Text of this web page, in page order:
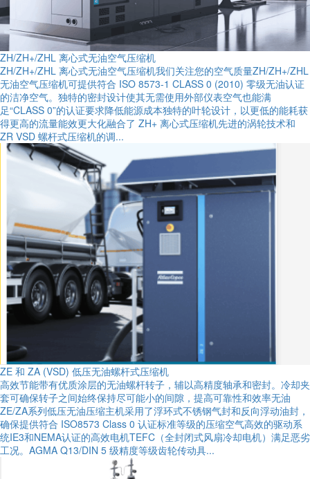
ZH/ZH+/ZHL 离心式无油空气压缩机
ZH/ZH+/ZHL 离心式无油空气压缩机我们关注您的空气质量ZH/ZH+/ZHL
无油空气压缩机可提供符合 ISO 8573-1 CLASS 0 (2010) 零级无油认证
的洁净空气。独特的密封设计使其无需使用外部仪表空气也能满
足“CLASS 0”的认证要求降低能源成本独特的叶轮设计，以更低的能耗获
得更高的流量能效更大化融合了 ZH+ 离心式压缩机先进的涡轮技术和
ZR VSD 螺杆式压缩机的调...
ZE 和 ZA (VSD) 低压无油螺杆式压缩机
高效节能带有优质涂层的无油螺杆转子，辅以高精度轴承和密封。冷却夹
套可确保转子之间始终保持尽可能小的间隙，提高可靠性和效率无油
ZE/ZA系列低压无油压缩主机采用了浮环式不锈钢气封和反向浮动油封，
确保提供符合 ISO8573 Class 0 认证标准等级的压缩空气高效的驱动系
统IE3和NEMA认证的高效电机TEFC（全封闭式风扇冷却电机）满足恶劣
工况。AGMA Q13/DIN 5 级精度等级齿轮传动具...